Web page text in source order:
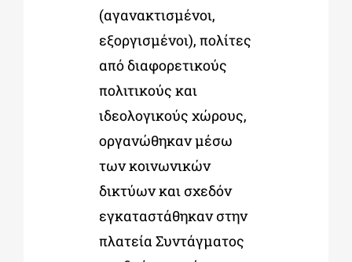
(αγανακτισµένοι,
εξοργισµένοι), πολίτες
από διαφορετικούς
πολιτικούς και
ιδεολογικούς χώρους,
οργανώθηκαν µέσω
των κοινωνικών
δικτύων και σχεδόν
εγκαταστάθηκαν στην
πλατεία Συντάγµατος